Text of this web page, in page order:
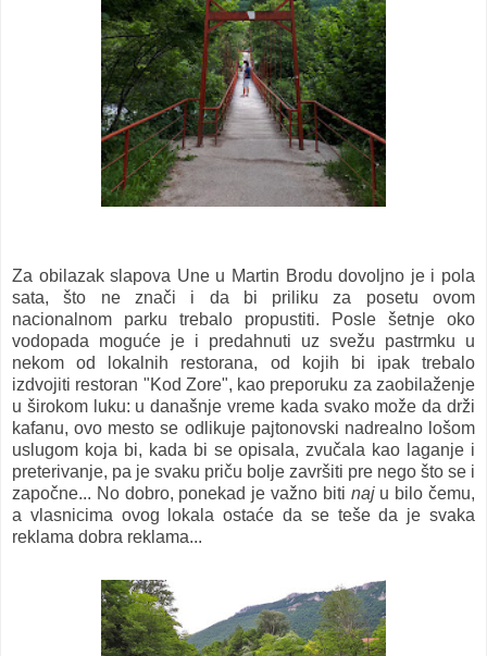
Za obilazak slapova Une u Martin Brodu dovoljno je i pola
sata, što ne znači i da bi priliku za posetu ovom
nacionalnom parku trebalo propustiti. Posle šetnje oko
vodopada moguće je i predahnuti uz svežu pastrmku u
nekom od lokalnih restorana, od kojih bi ipak trebalo
izdvojiti restoran "Kod Zore", kao preporuku za zaobilaženje
u širokom luku: u današnje vreme kada svako može da drži
kafanu, ovo mesto se odlikuje pajtonovski nadrealno lošom
uslugom koja bi, kada bi se opisala, zvučala kao laganje i
preterivanje, pa je svaku priču bolje završiti pre nego što se i
započne... No dobro, ponekad je važno biti naju bilo čemu,
a vlasnicima ovog lokala ostaće da se teše da je svaka
reklama dobra reklama...